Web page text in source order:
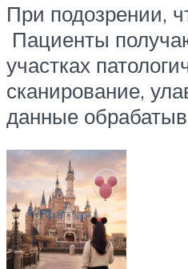
При подозрении,
Пациенты
участках
сканирование,
данные